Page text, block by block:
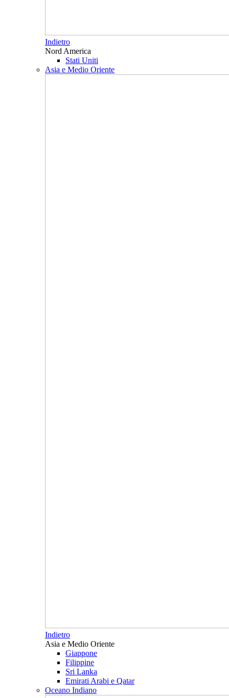
Indietro
Nord America
Stati Uniti
Asia e Medio Oriente
Indietro
Asia e Medio Oriente
Giappone
Filippine
Sri Lanka
Emirati Arabi e Qatar
Oceano Indiano